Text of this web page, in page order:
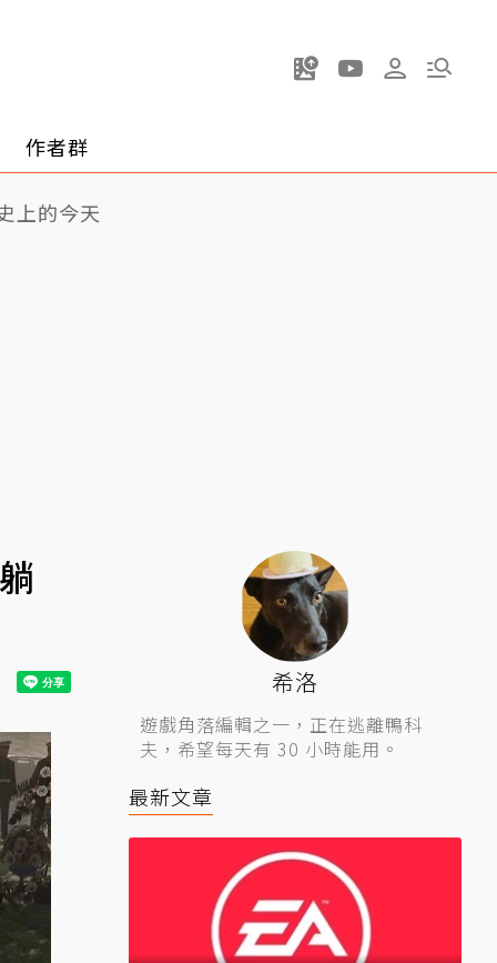
作者群
上的今天
希洛
遊戲角落編輯之一，正在逃離鴨科
夫，希望每天有 30 小時能用。
最新文章